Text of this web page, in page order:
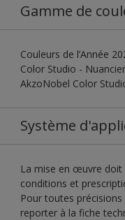
Gamme de
Couleurs de l’Année
Color Studio -
AkzoNobel Color
Système
La mise en œuvre doit
conditions et
Pour toutes
reporter à la fiche